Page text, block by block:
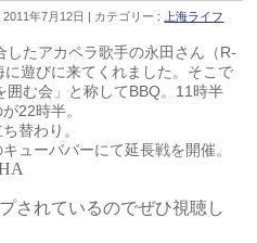
年7月12日 カテゴリー : 上海ライフ
したアカペラ歌手の永田さん（R-
遊びに来てくれました。そこで
む会」と称してBBQ。11時半
22時半。
替わり。
ューババーにて延長戦を開催。
されているのでぜひ視聴し